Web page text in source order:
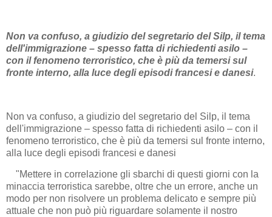
Non va confuso, a giudizio del segretario del Silp, il tema
dell'immigrazione – spesso fatta di richiedenti asilo –
con il fenomeno terroristico, che è più da temersi sul
fronte interno, alla luce degli episodi francesi e danesi.
Non va confuso, a giudizio del segretario del Silp, il tema
dell'immigrazione – spesso fatta di richiedenti asilo – con il
fenomeno terroristico, che è più da temersi sul fronte interno,
alla luce degli episodi francesi e danesi
"Mettere in correlazione gli sbarchi di questi giorni con la
minaccia terroristica sarebbe, oltre che un errore, anche un
modo per non risolvere un problema delicato e sempre più
attuale che non può più riguardare solamente il nostro